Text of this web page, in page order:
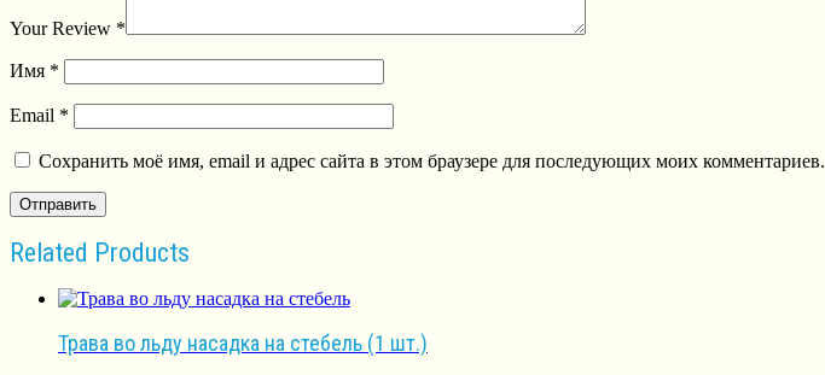
Your Review *
Имя *
Email *
Сохранить моё имя, email и адрес сайта в этом браузере для последующих моих комментариев.
Related Products
Трава во льду насадка на стебель (1 шт.)